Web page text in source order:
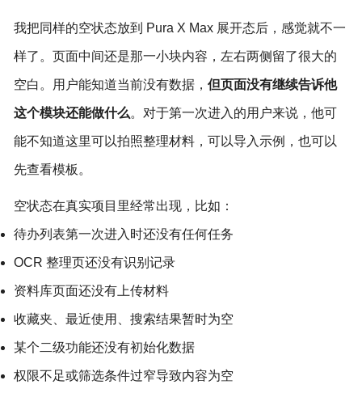
我把同样的空状态放到 Pura X Max 展开态后，感觉就不一
样了。页面中间还是那一小块内容，左右两侧留了很大的
空白。用户能知道当前没有数据， 但页面没有继续告诉他
这个模块还能做什么。对于第一次进入的用户来说，他可
能不知道这里可以拍照整理材料，可以导入示例，也可以
先查看模板。
空状态在真实项目里经常出现，比如：
待办列表第一次进入时还没有任何任务
OCR 整理页还没有识别记录
资料库页面还没有上传材料
收藏夹、最近使用、搜索结果暂时为空
某个二级功能还没有初始化数据
权限不足或筛选条件过窄导致内容为空